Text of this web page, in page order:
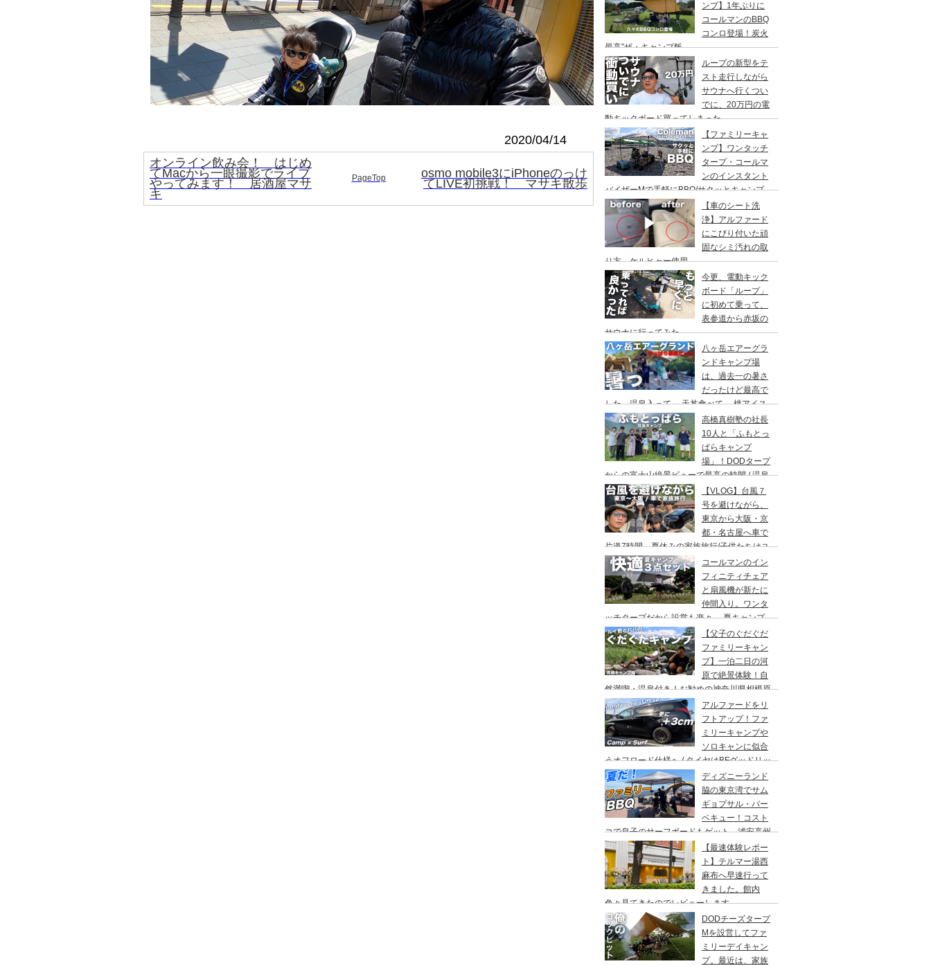
2020/04/14
オンライン飲み会！ はじめ
てMacから一眼撮影でライブ
やってみます！ 居酒屋マサ
キ
PageTop osmo mobile3にiPhoneのっけ
てLIVE初挑戦！ マサキ散歩
ンプ】1年ぶりに
コールマンのBBQ
コンロ登場！炭火
最高”ザ・キャンプ飯
ループの新型をテ
スト走行しながら
サウナへ行くつい
でに、20万円の電
動キックボード買ってしまった。
YADEA（ヤデア）
【ファミリーキャ
ンプ】ワンタッチ
タープ・コールマ
ンのインスタント
バイザーMで手軽にBBQ/サクッとキャンプ
レイアウト/ 都心から車で1時間/ 河原のキャ
ンプ場/秋川橋河川公園 バーベキューランド
【車のシート洗
浄】アルファード
にこびり付いた頑
固なシミ汚れの取
り方。ケルヒャー使用。
今更、電動キック
ボード「ループ」
に初めて乗って、
表参道から赤坂の
サウナに行ってみた。
八ヶ岳エアーグラ
ンドキャンプ場
は、過去一の暑さ
だったけど最高で
した。温泉入って→ 天丼食べて→ 桃アイス
食べて。ファミリーキャンプにもキャンプデ
ートにもお勧めです。DOD＆ムラコでグル
ープキャンプ
高橋真樹塾の社長
10人と「ふもとっ
ぱらキャンプ
場」！DODタープ
からの富士山絶景ビューで最高の時間 / 温泉
の代わりにシャワー / キャンプ飯は肉にタコ
スにビール
【VLOG】台風７
号を避けながら、
東京から大阪・京
都・名古屋へ車で
片道7時間、夏休みの家族旅行/子供たちはユ
ニバーサルスタジオでパパはサウナ→清水寺
からの川床で鰻重→世界の山ちゃん
コールマンのイン
フィニティチェア
と扇風機が新たに
仲間入り。ワンタ
ッチタープだから設営も楽々。 夏キャンプ
を快適に過ごす為のキャンプギア３点セッ
ト。
【父子のぐだぐだ
ファミリーキャン
プ】一泊二日の河
原で絶景体験！自
然満喫・温泉付き！お勧めの神奈川県相模原
市・青根キャンプ場。
アルファードをリ
フトアップ！ファ
ミリーキャンプや
ソロキャンに似合
うオフロード仕様へ / タイヤはBFグッドリッ
チのオールテレーンTA。ホイールはデルタ
フォースのオーバル。アップサスはエスペリ
ア。
ディズニーランド
脇の東京湾でサム
ギョプサル・バー
ベキュー！コスト
コで息子のサーフボードもゲット、浦安高州
海浜公園、コールマンワンタッチタープ、フ
ァミリーキャンプ、BBQ
【最速体験レポー
ト】テルマー湯西
麻布へ早速行って
きました。館内
色々見てきたのでレビューします。
DODチーズタープ
Mを設営してファ
ミリーデイキャン
プ。最近は、家族